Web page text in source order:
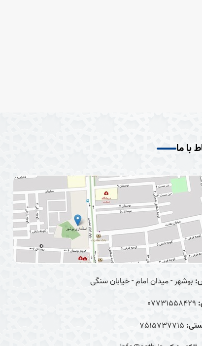
با ما
بوشهر - میدان امام - خیابان سنگی
07731558429
7515737715